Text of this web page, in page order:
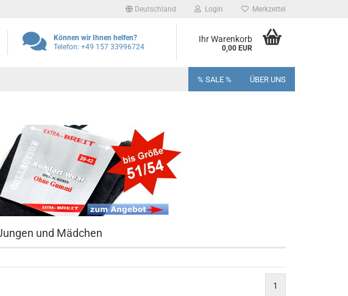
Deutschland Login Merkzettel
Können wir Ihnen helfen?
Telefon: +49 157 33996724
Ihr Warenkorb
0,00 EUR
% SALE % ÜBER UNS
und Mädchen
1